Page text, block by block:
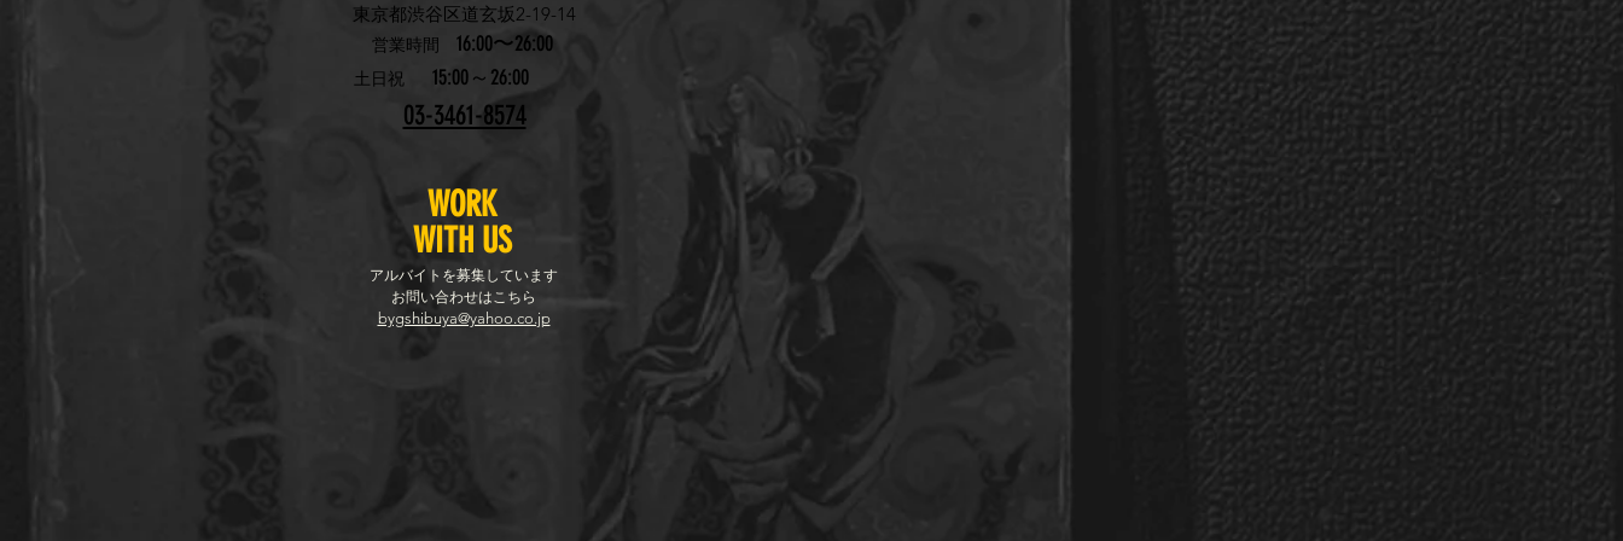
東京都渋谷区道玄坂2-19-14
営業時間 16:00〜26:00
土日祝 15:00～26:00
03-3461-8574
WORK
WITH US
アルバイトを募集しています
お問い合わせはこちら
bygshibuya@yahoo.co.jp